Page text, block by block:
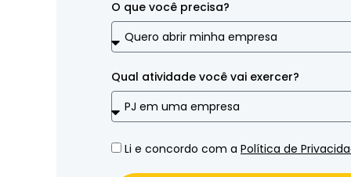
O que você precisa?
Qual atividade você vai exercer?
Li e concordo com a Política de